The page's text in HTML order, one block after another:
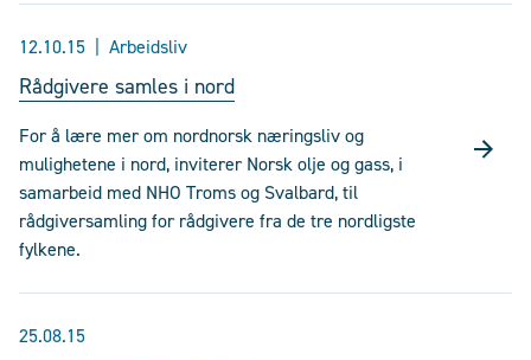
12.10.15 Arbeidsliv
Rådgivere samles i nord
For å lære mer om nordnorsk næringsliv og
mulighetene i nord, inviterer Norsk olje og gass, i
samarbeid med NHO Troms og Svalbard, til
rådgiversamling for rådgivere fra de tre nordligste
fylkene.
25.08.15